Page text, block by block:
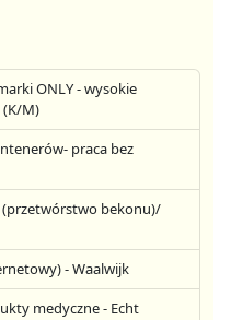
ONLY - wysokie
(K/M)
praca bez
bekonu)/
- Waalwijk
medyczne - Echt